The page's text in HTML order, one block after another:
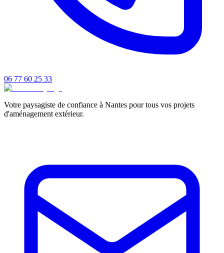
06 77 60 25 33
Votre paysagiste de confiance à Nantes pour tous vos projets
d'aménagement extérieur.